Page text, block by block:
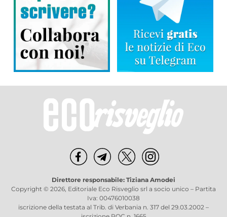
Direttore responsabile: Tiziana Amodei
Copyright © 2026, Editoriale Eco Risveglio srl a socio unico – Partita
Iva: 00476010038
iscrizione della testata al Trib. di Verbania n. 317 del 29.03.2002 –